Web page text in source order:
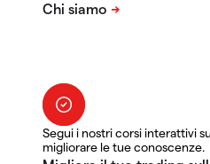
Segui i nostri corsi interattivi
migliorare le tue conoscenze.